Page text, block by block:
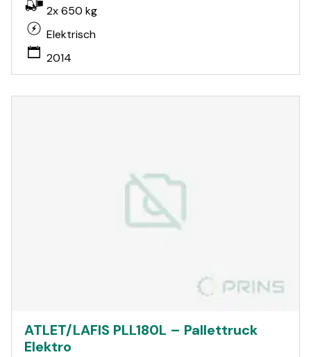
2x 650 kg
Elektrisch
2014
ATLET/LAFIS PLL180L – Pallettruck
Elektro